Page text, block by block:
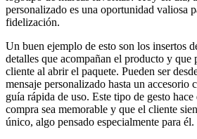
personalizado es una oportunidad valiosa
fidelización.
Un buen ejemplo de esto son los insertos
detalles que acompañan el producto y que
cliente al abrir el paquete. Pueden ser
mensaje personalizado hasta un accesorio
guía rápida de uso. Este tipo de gesto
compra sea memorable y que el cliente
único, algo pensado especialmente para él.